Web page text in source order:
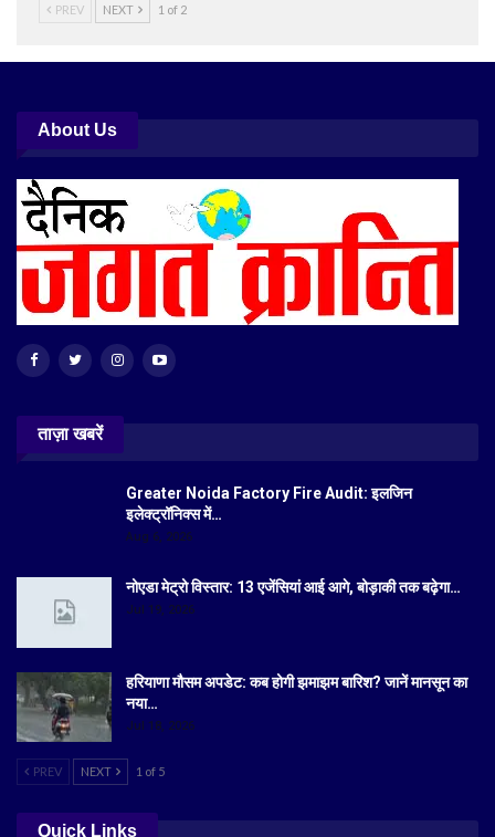
PREV NEXT 1 of 2
About Us
ताज़ा खबरें
Greater Noida Factory Fire Audit: इलजिन
इलेक्ट्रॉनिक्स में…
Aug 6, 2026
नोएडा मेट्रो विस्तार: 13 एजेंसियां आई आगे, बोड़ाकी तक बढ़ेगा…
Jul 19, 2026
हरियाणा मौसम अपडेट: कब होगी झमाझम बारिश? जानें मानसून का
नया…
Jul 18, 2026
PREV NEXT 1 of 5
Quick Links